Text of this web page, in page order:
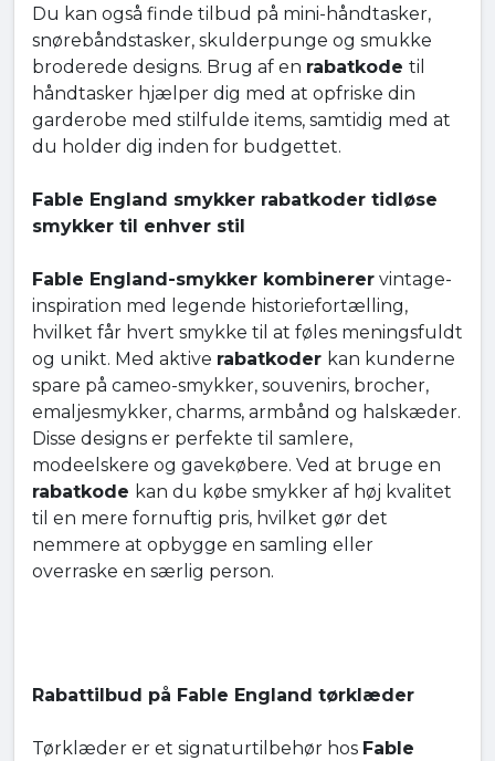
Du kan også finde tilbud på mini-håndtasker,
snørebåndstasker, skulderpunge og smukke
broderede designs. Brug af en rabatkode til
håndtasker hjælper dig med at opfriske din
garderobe med stilfulde items, samtidig med at
du holder dig inden for budgettet.
Fable England smykker rabatkoder tidløse
smykker til enhver stil
Fable England-smykker kombinerer vintage-
inspiration med legende historiefortælling,
hvilket får hvert smykke til at føles meningsfuldt
og unikt. Med aktive rabatkoder kan kunderne
spare på cameo-smykker, souvenirs, brocher,
emaljesmykker, charms, armbånd og halskæder.
Disse designs er perfekte til samlere,
modeelskere og gavekøbere. Ved at bruge en
rabatkode kan du købe smykker af høj kvalitet
til en mere fornuftig pris, hvilket gør det
nemmere at opbygge en samling eller
overraske en særlig person.
Rabattilbud på Fable England tørklæder
Tørklæder er et signaturtilbehør hos Fable